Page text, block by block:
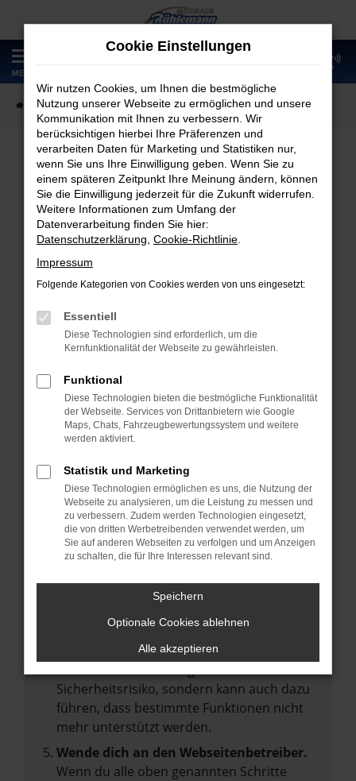
Zum
Hauptinhalt
springen
MENÜ
Startseite Fahrzeugangebote Fahrzeugmarkt
Fahrzeugmarkt
Fehler: Network Error
Beim Laden ist ein Fehler aufgetreten.
Hier sind ein paar Tipps, die dir helfen können:
Überprüfe deine Firewall und deine
Laden andere Webseiten, zum Beispiel
deine Suchmaschine?
Prüfe deine Browsererweiterungen.
Manche Erweiterungen, wie Werbeblocker,
können das Laden bestimmter Seiten
verhindern. Funktioniert die Seite in einem
anderen Browser oder in einem privaten
Fenster?
Starte dein Gerät neu.
vorübergehende Probleme zu beheben.
Betriebssystem auf dem neuesten Stand
Veraltete Software birgt nicht nur ein
Sicherheitsrisiko, sondern kann auch dazu
führen, dass bestimmte Funktionen nicht
mehr unterstützt werden.
Wende dich an den Webseitenbetreiber.
Wenn du alle oben genannten Schritte
Cookie Einstellungen
Wir nutzen Cookies, um Ihnen die bestmögliche
Nutzung unserer Webseite zu ermöglichen und unsere
Kommunikation mit Ihnen zu verbessern. Wir
berücksichtigen hierbei Ihre Präferenzen und
verarbeiten Daten für Marketing und Statistiken nur,
wenn Sie uns Ihre Einwilligung geben. Wenn Sie zu
einem späteren Zeitpunkt Ihre Meinung ändern, können
Sie die Einwilligung jederzeit für die Zukunft widerrufen.
Weitere Informationen zum Umfang der
Datenverarbeitung finden Sie hier:
Datenschutzerklärung Cookie-Richtlinie
Impressum
Folgende Kategorien von Cookies werden von uns eingesetzt:
Essentiell
Diese Technologien sind erforderlich, um die
Kernfunktionalität der Webseite zu gewährleisten.
Funktional
Diese Technologien bieten die bestmögliche Funktionalität
der Webseite. Services von Drittanbietern wie Google
Maps, Chats, Fahrzeugbewertungssystem und weitere
werden aktiviert.
Statistik und Marketing
Diese Technologien ermöglichen es uns, die Nutzung der
Webseite zu analysieren, um die Leistung zu messen und
zu verbessern. Zudem werden Technologien eingesetzt,
die von dritten Werbetreibenden verwendet werden, um
Sie auf anderen Webseiten zu verfolgen und um Anzeigen
zu schalten, die für Ihre Interessen relevant sind.
Speichern
Optionale Cookies ablehnen
Alle akzeptieren